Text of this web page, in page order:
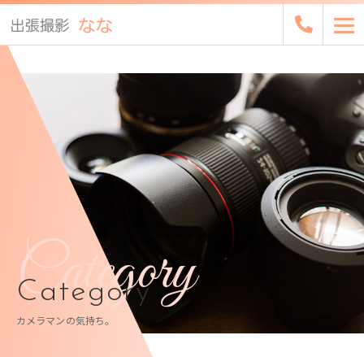
Category
Category
カメラマンの気持ち。